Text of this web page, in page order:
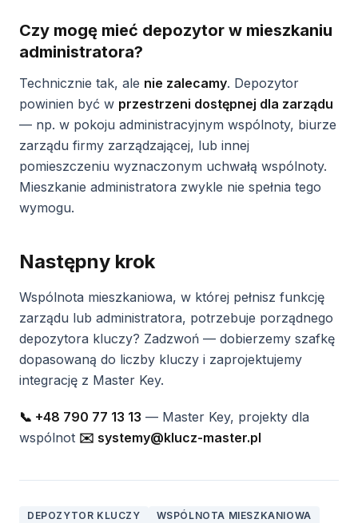
Czy mogę mieć depozytor w mieszkaniu
administratora?
Technicznie tak, ale nie zalecamy. Depozytor
powinien być w przestrzeni dostępnej dla zarządu
— np. w pokoju administracyjnym wspólnoty, biurze
zarządu firmy zarządzającej, lub innej
pomieszczeniu wyznaczonym uchwałą wspólnoty.
Mieszkanie administratora zwykle nie spełnia tego
wymogu.
Następny krok
Wspólnota mieszkaniowa, w której pełnisz funkcję
zarządu lub administratora, potrzebuje porządnego
depozytora kluczy? Zadzwoń — dobierzemy szafkę
dopasowaną do liczby kluczy i zaprojektujemy
integrację z Master Key.
📞 +48 790 77 13 13 — Master Key, projekty dla
wspólnot ✉️ systemy@klucz-master.pl
DEPOZYTOR KLUCZY
WSPÓLNOTA MIESZKANIOWA